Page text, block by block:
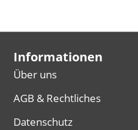
Informationen
Über uns
AGB & Rechtliches
Datenschutz